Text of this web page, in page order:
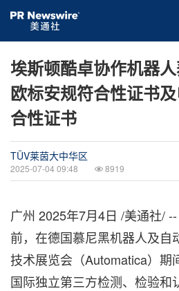
埃斯顿酷卓协作机器
欧标安规符合性证书
合性证书
TÜV莱茵大中华区
2025-07-04 09:48 8919
广州 2025年7月4日 /美通社/ --
前，在德国慕尼黑机器人及自
技术展览会（Automatica）期
国际独立第三方检测、检验和